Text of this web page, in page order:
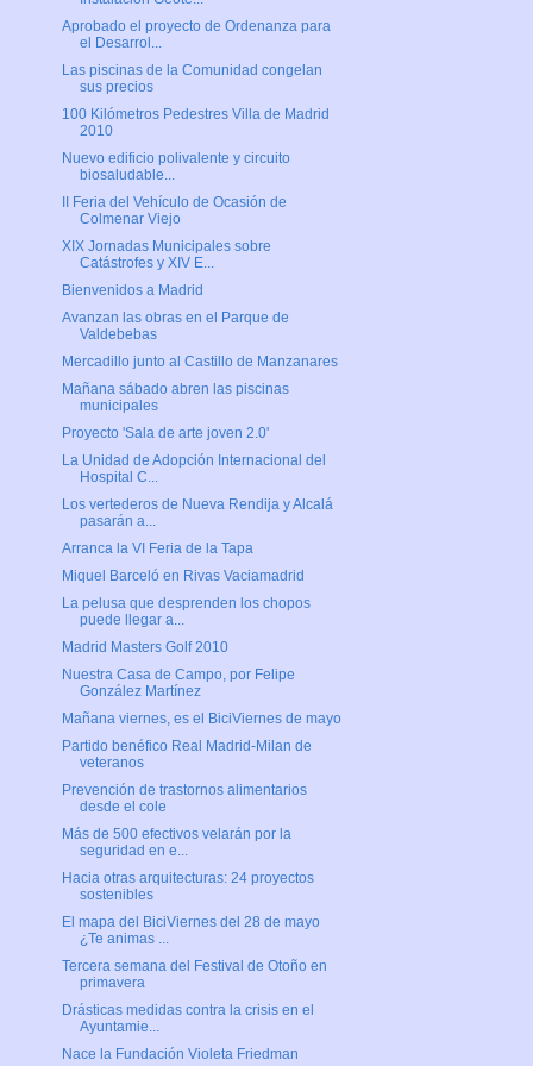
Aprobado el proyecto de Ordenanza para
el Desarrol...
Las piscinas de la Comunidad congelan
sus precios
100 Kilómetros Pedestres Villa de Madrid
2010
Nuevo edificio polivalente y circuito
biosaludable...
II Feria del Vehículo de Ocasión de
Colmenar Viejo
XIX Jornadas Municipales sobre
Catástrofes y XIV E...
Bienvenidos a Madrid
Avanzan las obras en el Parque de
Valdebebas
Mercadillo junto al Castillo de Manzanares
Mañana sábado abren las piscinas
municipales
Proyecto 'Sala de arte joven 2.0'
La Unidad de Adopción Internacional del
Hospital C...
Los vertederos de Nueva Rendija y Alcalá
pasarán a...
Arranca la VI Feria de la Tapa
Miquel Barceló en Rivas Vaciamadrid
La pelusa que desprenden los chopos
puede llegar a...
Madrid Masters Golf 2010
Nuestra Casa de Campo, por Felipe
González Martínez
Mañana viernes, es el BiciViernes de mayo
Partido benéfico Real Madrid-Milan de
veteranos
Prevención de trastornos alimentarios
desde el cole
Más de 500 efectivos velarán por la
seguridad en e...
Hacia otras arquitecturas: 24 proyectos
sostenibles
El mapa del BiciViernes del 28 de mayo
¿Te animas ...
Tercera semana del Festival de Otoño en
primavera
Drásticas medidas contra la crisis en el
Ayuntamie...
Nace la Fundación Violeta Friedman